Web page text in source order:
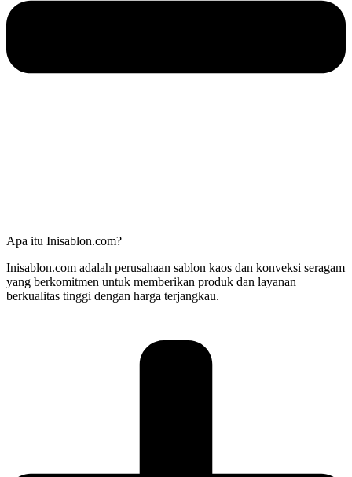
Apa itu Inisablon.com?
Inisablon.com adalah perusahaan sablon kaos dan konveksi seragam
yang berkomitmen untuk memberikan produk dan layanan
berkualitas tinggi dengan harga terjangkau.